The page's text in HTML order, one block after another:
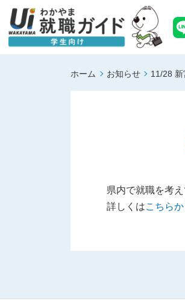
ホーム お知らせ 11/28 新
県内で就職を考
詳しくはこちらか